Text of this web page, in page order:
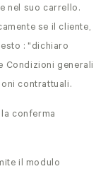
nel suo carrello.
se il cliente,
: "dichiaro
Condizioni generali
contrattuali.
conferma
il modulo